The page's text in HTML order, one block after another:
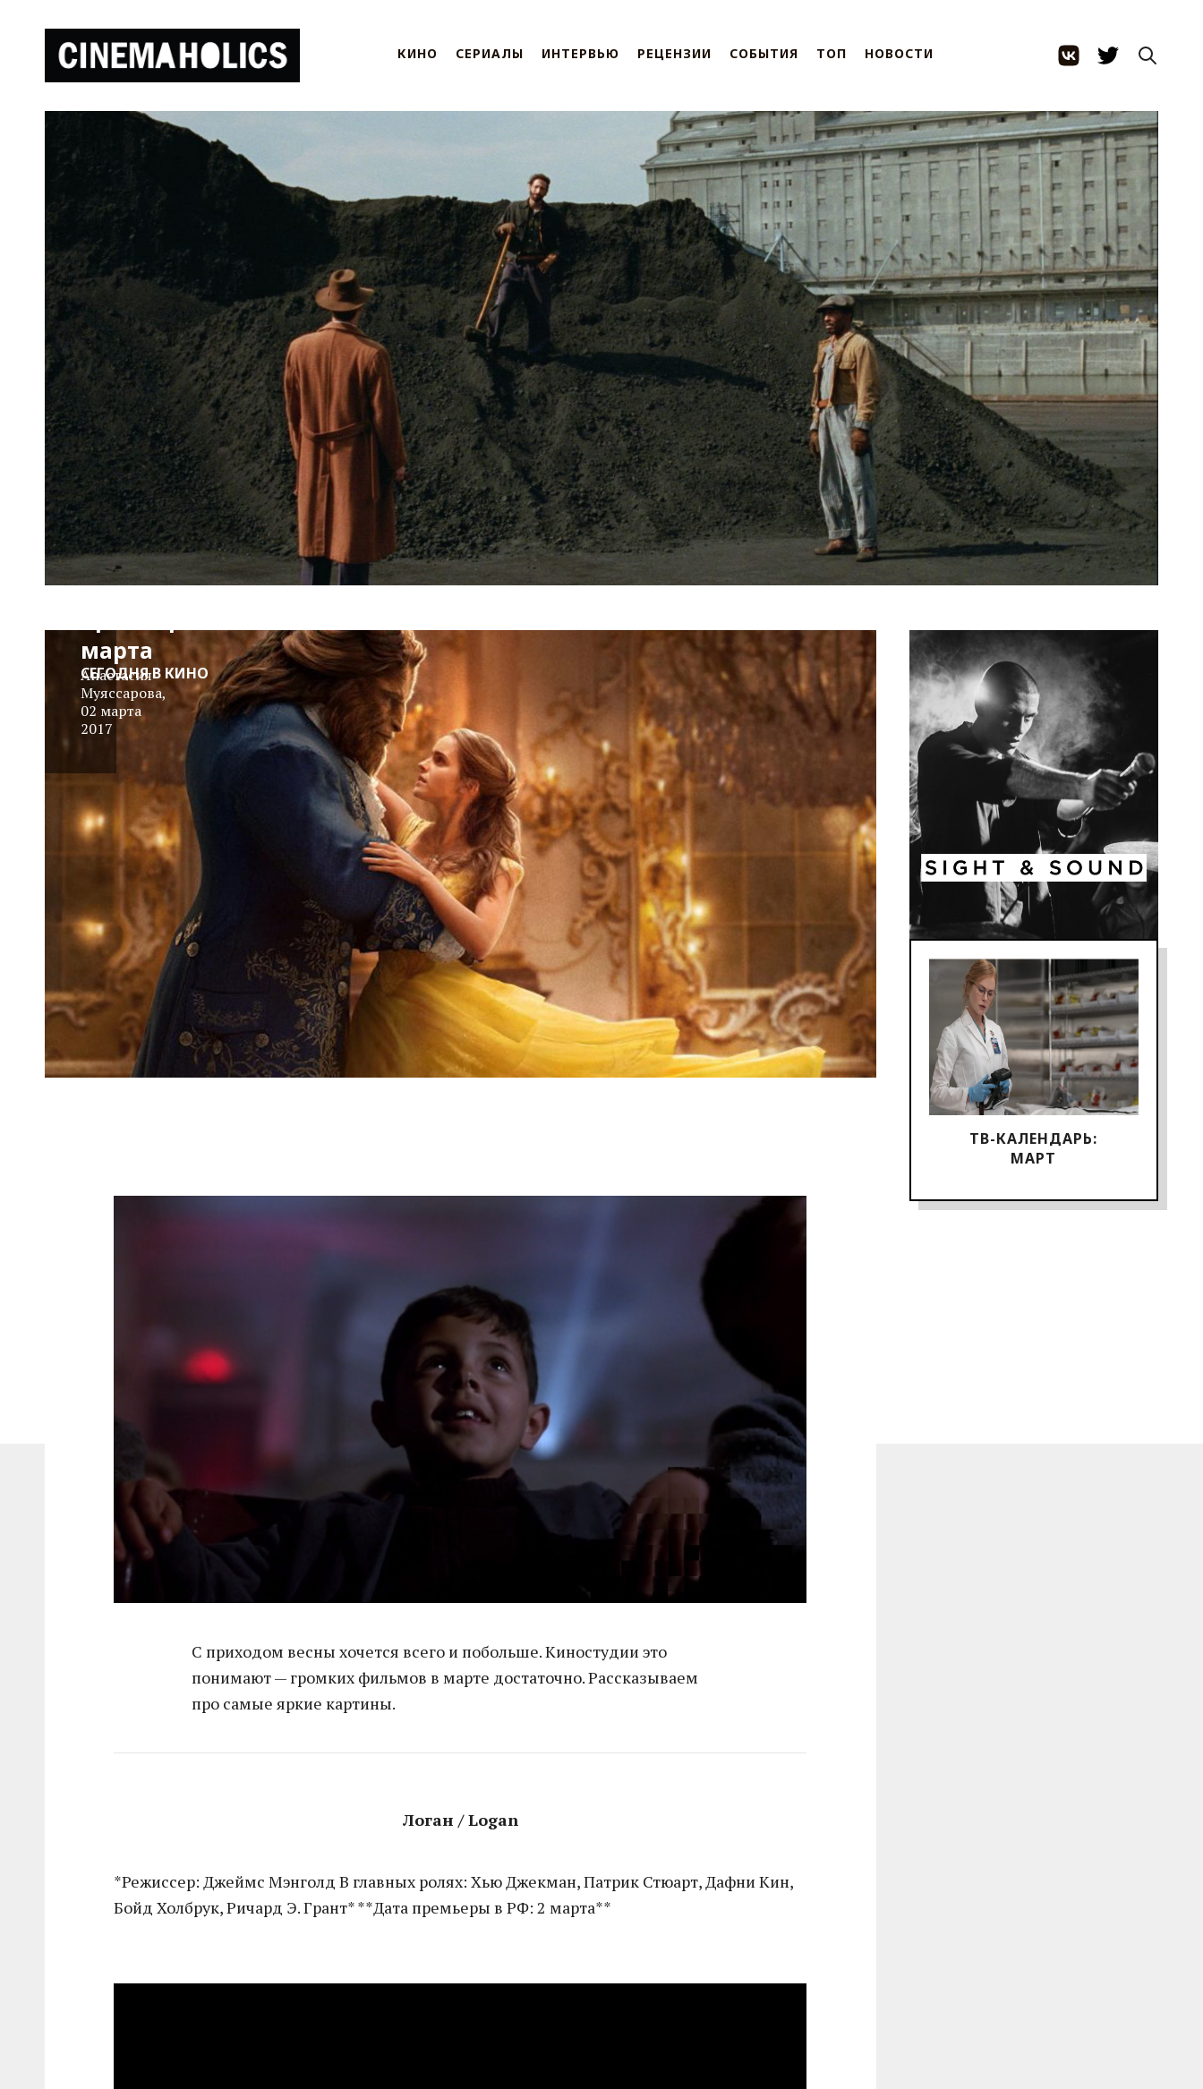
КИНО СЕРИАЛЫ ИНТЕРВЬЮ РЕЦЕНЗИИ СОБЫТИЯ ТОП НОВОСТИ
ТВ-КАЛЕНДАРЬ:
МАРТ
О, весна
без конца
и без
краю:
Главные
марта
Анастасия
Муяссарова,
02 марта
2017
СЕГОДНЯ В КИНО
С приходом весны хочется всего и побольше. Киностудии это
понимают — громких фильмов в марте достаточно. Рассказываем
про самые яркие картины.
Логан / Logan
*Режиссер: Джеймс Мэнголд В главных ролях: Хью Джекман, Патрик Стюарт, Дафни Кин,
Бойд Холбрук, Ричард Э. Грант* **Дата премьеры в РФ: 2 марта**